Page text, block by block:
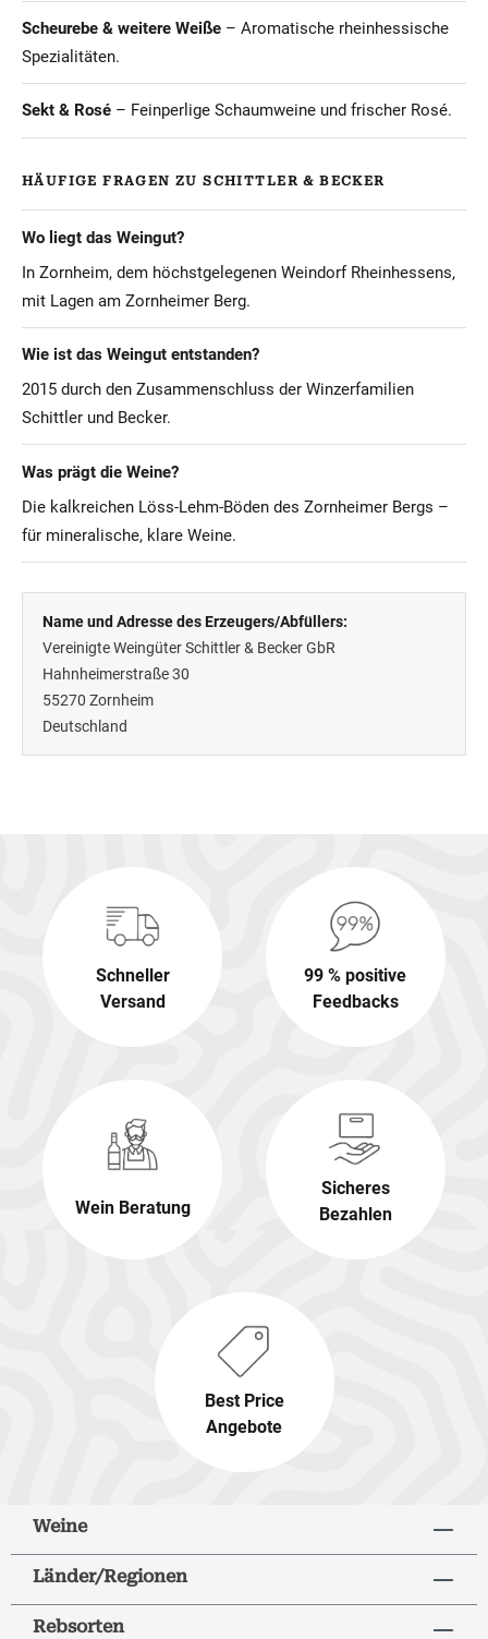
Scheurebe & weitere Weiße – Aromatische rheinhessische
Spezialitäten.
Sekt & Rosé – Feinperlige Schaumweine und frischer Rosé.
HÄUFIGE FRAGEN ZU SCHITTLER & BECKER
Wo liegt das Weingut?
In Zornheim, dem höchstgelegenen Weindorf Rheinhessens,
mit Lagen am Zornheimer Berg.
Wie ist das Weingut entstanden?
2015 durch den Zusammenschluss der Winzerfamilien
Schittler und Becker.
Was prägt die Weine?
Die kalkreichen Löss-Lehm-Böden des Zornheimer Bergs –
für mineralische, klare Weine.
Name und Adresse des Erzeugers/Abfüllers:
Vereinigte Weingüter Schittler & Becker GbR
Hahnheimerstraße 30
55270 Zornheim
Deutschland
Schneller
Versand
99 % positive
Feedbacks
Wein Beratung
Sicheres
Bezahlen
Best Price
Angebote
Weine
Länder/Regionen
Rebsorten